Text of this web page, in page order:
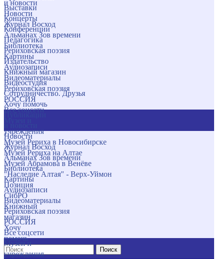
и новости
Новости
Журнал Восход
Альманах Зов времени
Библиотека
Картины
Аудиозаписи
Видеоматериалы
Рериховская поэзия
РОССИЯ
Все соцсети
учреждения
Музей Рериха в Новосибирске
Музей Рериха на Алтае
Музей Абрамова в Венёве
"Наследие Алтая" - Верх-Уймон
Позиция
СибРО
Книжный
магазин
Хочу
помочь
Поиск
Выставки
Концерты
Конференции
Педагогика
Рериховская поэзия
Издательство
Книжный магазин
Видеостудия
Сотрудничество. Друзья
Хочу помочь
Новости
Журнал Восход
Альманах Зов времени
Библиотека
Картины
Аудиозаписи
Видеоматериалы
Рериховская поэзия
РОССИЯ
Все соцсети
Музеи и
учреждения